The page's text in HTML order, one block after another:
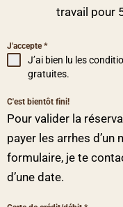
travail pour
J'accepte*
J’ai bien lu les
gratuites.
C'est bientôt fini!
Pour valider la
payer les arrhes d’un
formulaire, je te
d’une date.